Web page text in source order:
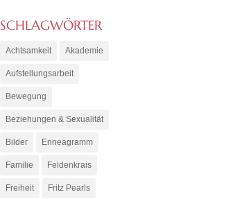
SCHLAGWÖRTER
Achtsamkeit Akademie
Aufstellungsarbeit
Bewegung
Beziehungen & Sexualität
Bilder Enneagramm
Familie Feldenkrais
Freiheit Fritz Pearls